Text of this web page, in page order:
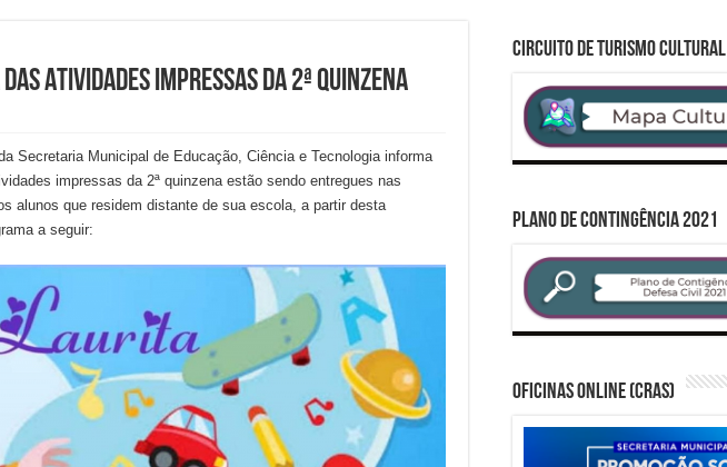
ATIVIDADES IMPRESSAS DA 2ª QUINZENA
Secretaria Municipal de Educação, Ciência e Tecnologia informa
impressas da 2ª quinzena estão sendo entregues nas
alunos que residem distante de sua escola, a partir desta
a seguir:
CIRCUITO DE TURISMO CULTURAL
PLANO DE CONTINGÊNCIA 2021
Oficinas Online (CRAS)